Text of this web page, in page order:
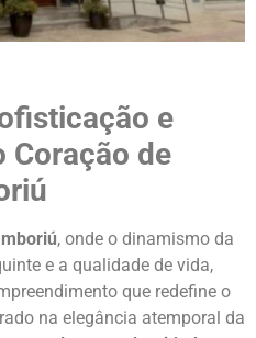
e
Coração de
, onde o dinamismo da
e a qualidade de vida,
que redefine o
na elegância atemporal da